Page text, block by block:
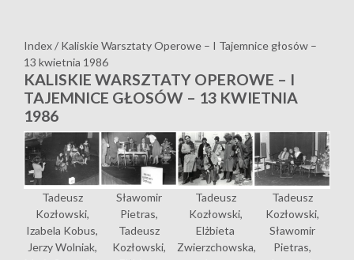
Index/ Kaliskie Warsztaty Operowe – I Tajemnice głosów –
13 kwietnia 1986
KALISKIE WARSZTATY OPEROWE – I
TAJEMNICE GŁOSÓW – 13 KWIETNIA
1986
Tadeusz
Kozłowski,
Izabela Kobus,
Jerzy Wolniak,
Sławomir
Pietras,
Tadeusz
Kozłowski,
Tadeusz
Kozłowski,
Elżbieta
Zwierzchowska,
Tadeusz
Kozłowski,
Sławomir
Pietras,